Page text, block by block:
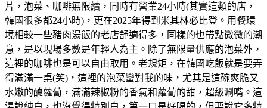
片，泡菜、咖啡無限續，同時有營業24小時(其實這類的店，
韓國很多都24小時)，更在2025年得到米其林必比登。用餐環
境相較一些豬肉湯飯的老店舒適得多，同樣的也帶點微微的潮
意，是以現場多數是年輕人為主。除了無限量供應的泡菜外，
這裡的咖啡也是可以自由取用。老規矩，在韓國吃飯就是要弄
得滿滿一桌(笑)，這裡的泡菜蠻對我的味，尤其是這碗爽脆又
水嫩的醃蘿蔔，滿滿辣椒粉的香氣和蘿蔔的甜，超級涮嘴。這